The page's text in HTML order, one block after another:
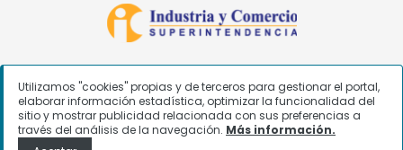
Utilizamos "cookies" propias y de terceros para gestionar el portal,
elaborar información estadística, optimizar la funcionalidad del
sitio y mostrar publicidad relacionada con sus preferencias a
través del análisis de la navegación. Más información.